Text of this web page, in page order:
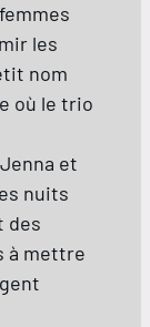
les
nom
où le trio
et
nuits
des
à mettre